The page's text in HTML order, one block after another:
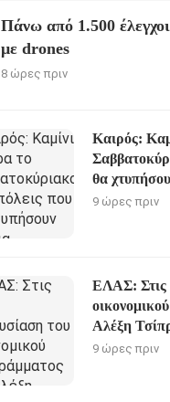
Πάνω από 1.500
με drones
8 ώρες πριν
Καιρός:
θα
9 ώρες πριν
ΕΛΑΣ: Στις
Αλέξη
9 ώρες πριν